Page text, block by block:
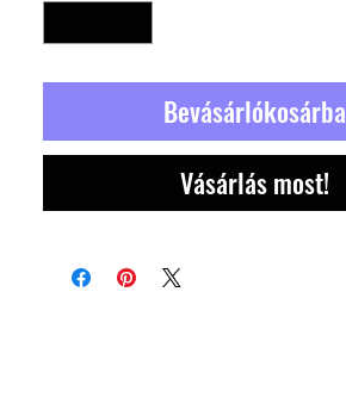
Bevásárlókosárba
Vásárlás most!